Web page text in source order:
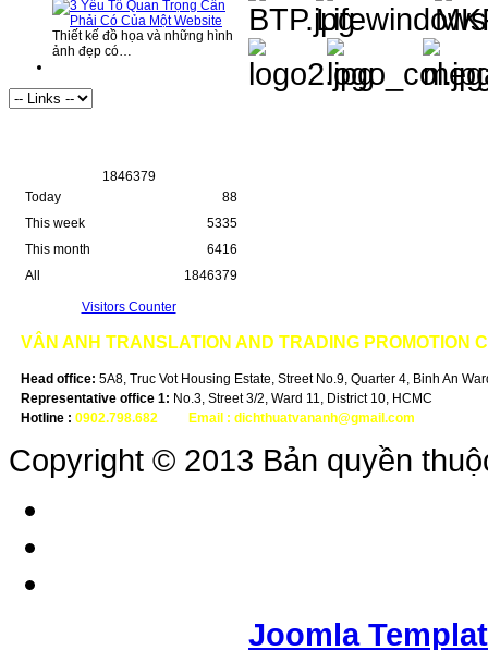
Thiết kế đồ họa và những hình
ảnh đẹp có…
1846379
Today
This week
This month
All
88
5335
6416
1846379
Visitors Counter
VÂN ANH TRANSLATION AND TRADING PROMOTION
Head office: 5A8, Truc Vot Housing Estate, Street No.9, Quarter 4, Binh An
Representative office 1: No.3, Street 3/2, Ward 11, District 10, HCMC
Hotline : 0902.798.682 Email : dichthuatvananh@gmail.com
Copyright © 2013 Bản quyền
Joomla